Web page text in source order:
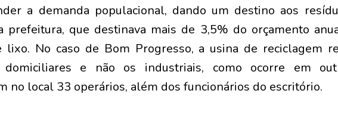
a demanda populacional, dando um destino aos
prefeitura, que destinava mais de 3,5% do orçamento
lixo. No caso de Bom Progresso, a usina de reciclagem
domiciliares e não os industriais, como ocorre em
no local 33 operários, além dos funcionários do escritório.